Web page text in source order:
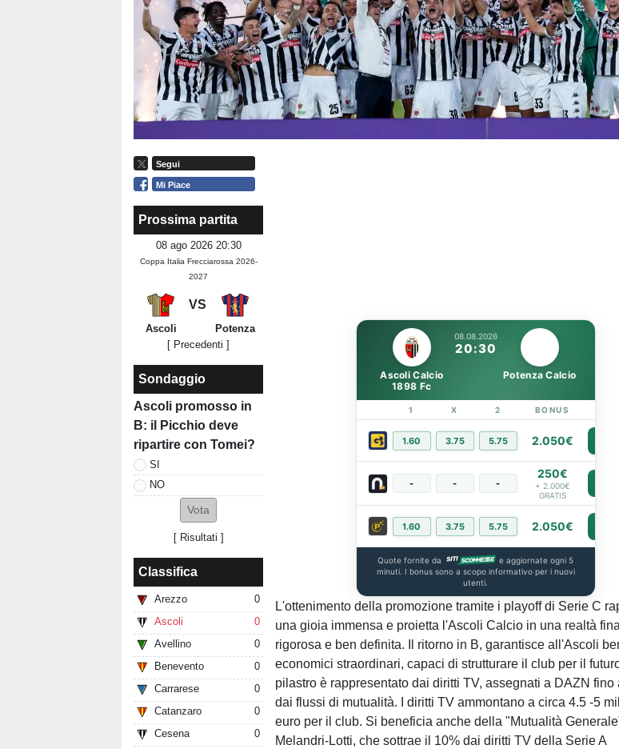
Segui
Mi Piace
Prossima partita
08 ago 2026 20:30
Coppa Italia Frecciarossa 2026-
2027
VS
Ascoli
Potenza
[ Precedenti ]
Sondaggio
Ascoli promosso in
B: il Picchio deve
ripartire con Tomei?
SI
NO
[ Risultati ]
Classifica
Arezzo
0
Ascoli
0
Avellino
0
Benevento
0
Carrarese
0
Catanzaro
0
Cesena
0
08.08.2026
20:30
Ascoli Calcio
1898 Fc
Potenza Calcio
1 X 2 BONUS
1.60 3.75 5.75 2.050€
- - -
250€
+ 2.000€
GRATIS
1.60 3.75 5.75 2.050€
Quote fornite da
e aggiornate ogni 5
minuti. I bonus sono a scopo informativo per i nuovi
utenti.
L'ottenimento della promozione tramite i playoff di Serie C
una gioia immensa e proietta l'Ascoli Calcio in una realtà
rigorosa e ben definita. Il ritorno in B, garantisce all'Ascoli
economici straordinari, capaci di strutturare il club per il
pilastro è rappresentato dai diritti TV, assegnati a DAZN fino
dai flussi di mutualità. I diritti TV ammontano a circa 4.5 -5
euro per il club. Si beneficia anche della "Mutualità
Melandri-Lotti, che sottrae il 10% dai diritti TV della Serie A